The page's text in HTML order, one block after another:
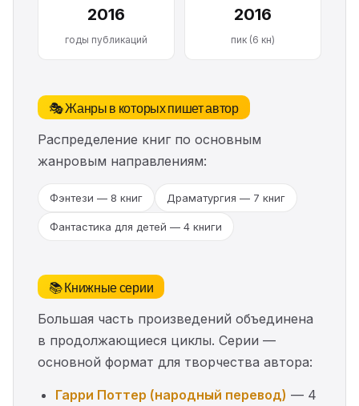
2016
годы публикаций
2016
пик (6 кн)
🎭 Жанры в которых пишет автор
Распределение книг по основным
жанровым направлениям:
Фэнтези — 8 книг Драматургия — 7 книг
Фантастика для детей — 4 книги
📚 Книжные серии
Большая часть произведений объединена
в продолжающиеся циклы. Серии —
основной формат для творчества автора:
Гарри Поттер (народный перевод) — 4